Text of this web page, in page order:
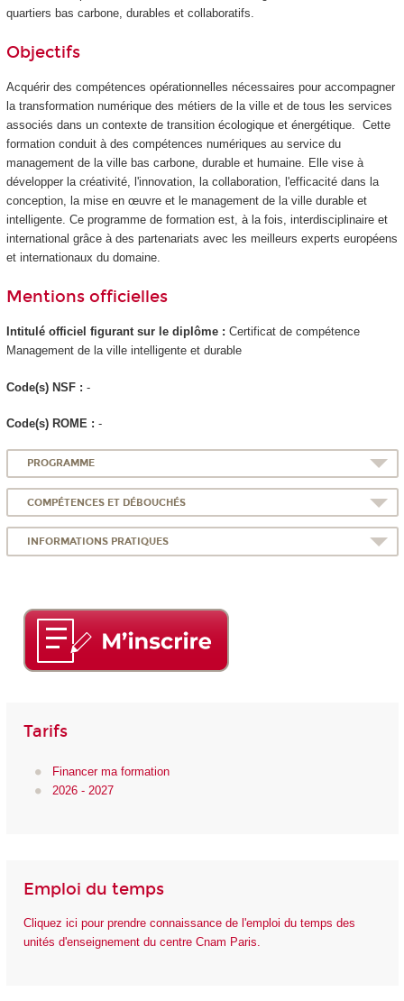
quartiers bas carbone, durables et collaboratifs.
Objectifs
Acquérir des compétences opérationnelles nécessaires pour accompagner
la transformation numérique des métiers de la ville et de tous les services
associés dans un contexte de transition écologique et énergétique. Cette
formation conduit à des compétences numériques au service du
management de la ville bas carbone, durable et humaine. Elle vise à
développer la créativité, l'innovation, la collaboration, l'efficacité dans la
conception, la mise en œuvre et le management de la ville durable et
intelligente. Ce programme de formation est, à la fois, interdisciplinaire et
international grâce à des partenariats avec les meilleurs experts européens
et internationaux du domaine.
Mentions officielles
Intitulé officiel figurant sur le diplôme : Certificat de compétence
Management de la ville intelligente et durable
Code(s) NSF : -
Code(s) ROME : -
PROGRAMME
COMPÉTENCES ET DÉBOUCHÉS
INFORMATIONS PRATIQUES
Tarifs
Financer ma formation
2026 - 2027
Emploi du temps
Cliquez ici pour prendre connaissance de l'emploi du temps des
unités d'enseignement du centre Cnam Paris.